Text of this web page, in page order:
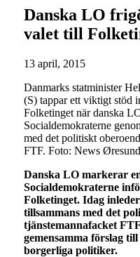
Danska LO
valet till
13 april, 2015
Danmarks statminister
(S) tappar ett viktigt stöd
Folketinget när danska
Socialdemokraterne
med det politiskt
FTF. Foto: News Øresund
Danska LO markerar
Socialdemokraterne
Folketinget. Idag
tillsammans med det
tjänstemannafacket
gemensamma förslag
borgerliga politiker.